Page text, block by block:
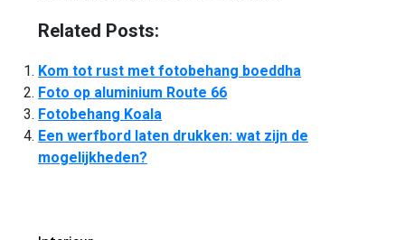
Related Posts:
Kom tot rust met fotobehang boeddha
Foto op aluminium Route 66
Fotobehang Koala
Een werfbord laten drukken: wat zijn de
mogelijkheden?